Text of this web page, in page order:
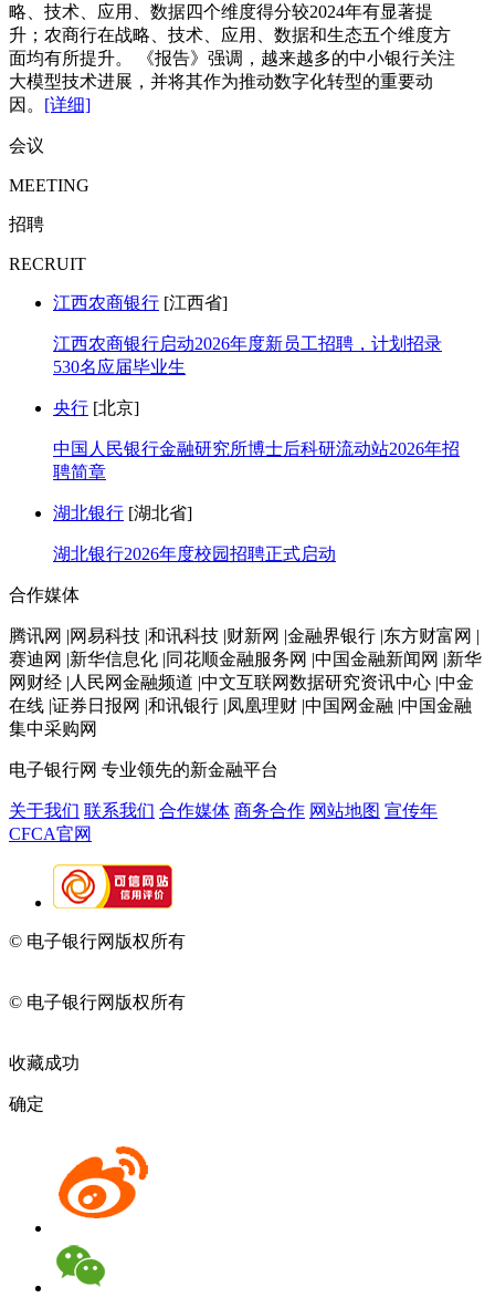
略、技术、应用、数据四个维度得分较2024年有显著提
升；农商行在战略、技术、应用、数据和生态五个维度方
面均有所提升。 《报告》强调，越来越多的中小银行关注
大模型技术进展，并将其作为推动数字化转型的重要动
因。 [详细]
会议
MEETING
招聘
RECRUIT
江西农商银行 [江西省]
江西农商银行启动2026年度新员工招聘，计划招录
530名应届毕业生
央行 [北京]
中国人民银行金融研究所博士后科研流动站2026年招
聘简章
湖北银行 [湖北省]
湖北银行2026年度校园招聘正式启动
合作媒体
腾讯网 |网易科技 |和讯科技 |财新网 |金融界银行 |东方财富网 |
赛迪网 |新华信息化 |同花顺金融服务网 |中国金融新闻网 |新华
网财经 |人民网金融频道 |中文互联网数据研究资讯中心 |中金
在线 |证券日报网 |和讯银行 |凤凰理财 |中国网金融 |中国金融
集中采购网
电子银行网 专业领先的新金融平台
关于我们 联系我们 合作媒体 商务合作 网站地图 宣传年
CFCA官网
© 电子银行网版权所有
© 电子银行网版权所有
收藏成功
确定